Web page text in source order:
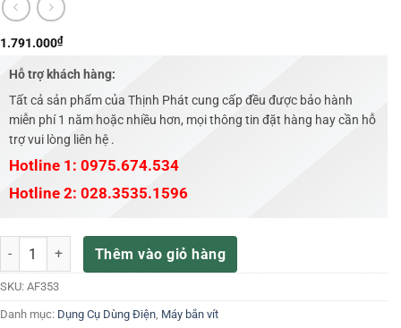
1.791.000₫
Hỗ trợ khách hàng:
Tất cả sản phẩm của Thịnh Phát cung cấp đều được bảo hành
miễn phí 1 năm hoặc nhiều hơn, mọi thông tin đặt hàng hay cần hỗ
trợ vui lòng liên hệ .
Hotline 1: 0975.674.534
Hotline 2: 028.3535.1596
Máy bắn đinh dùng hơi Makita AF353 số lượng
Thêm vào giỏ hàng
SKU: AF353
Danh mục: Dụng Cụ Dùng Điện, Máy bắn vít